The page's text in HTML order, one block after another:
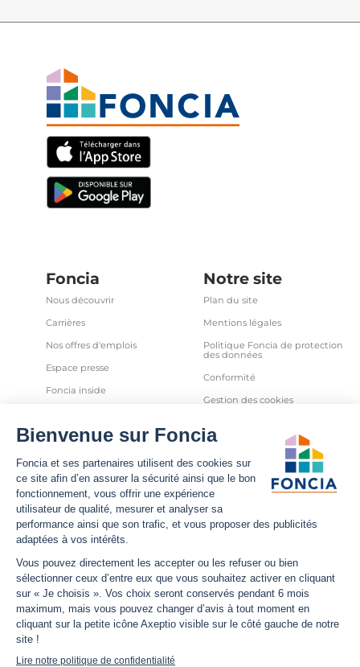
Foncia
Nous découvrir
Carrières
Nos offres d'emplois
Espace presse
Foncia inside
Partenaires
Notre site
Plan du site
Mentions légales
Politique Foncia de protection
des données
Conformité
Gestion des cookies
et autres traceurs
Sécurité informatique
Déclaration d'accessibilité
Infos utiles
Nous contacter
Estimation bien immobilier
Estimation loyer
Actualités
Nous suivre
Facebook
LinkedIn
YouTube
Instagram